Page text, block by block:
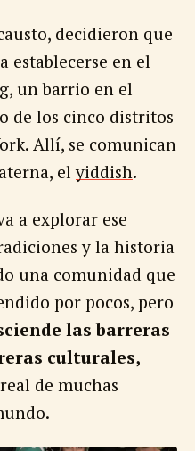
decidieron que
establecerse en el
un barrio en el
de los cinco distritos
Allí, se comunican
elyiddish.
a explorar ese
y la historia
una comunidad que
por pocos, pero
las barreras
culturales,
de muchas